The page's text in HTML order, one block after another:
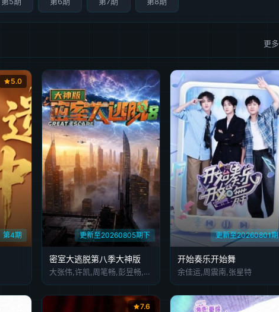
更多
第4期
5.0
更新至20260805期下
密室大逃脱第八季大神版
大张伟,许凯,周笔畅,彭昱畅,张真源,陈哲远
更新至20260801期
开始奏乐开始舞
余佳运,周震南,张星特
7.6